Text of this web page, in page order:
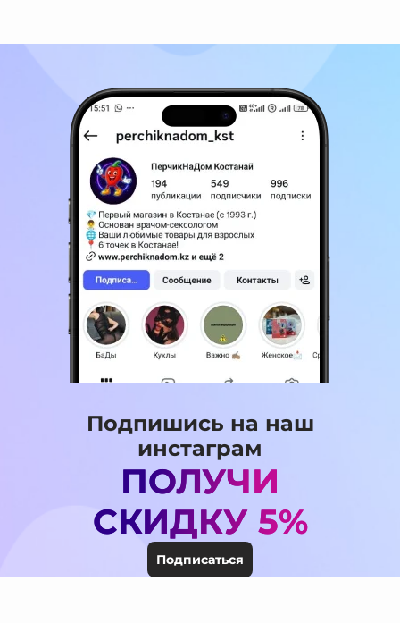
Подпишись на наш
инстаграм
ПОЛУЧИ
СКИДКУ 5%
Подписаться